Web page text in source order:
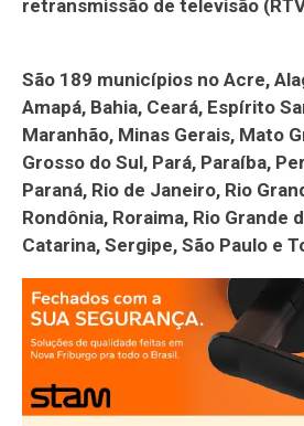
retransmissão de televisão
São 189 municípios no Acre,
Amapá, Bahia, Ceará, Espírito
Maranhão, Minas Gerais, Mato
Grosso do Sul, Pará, Paraíba,
Paraná, Rio de Janeiro, Rio
Rondônia, Roraima, Rio Grande
Catarina, Sergipe, São Paulo e